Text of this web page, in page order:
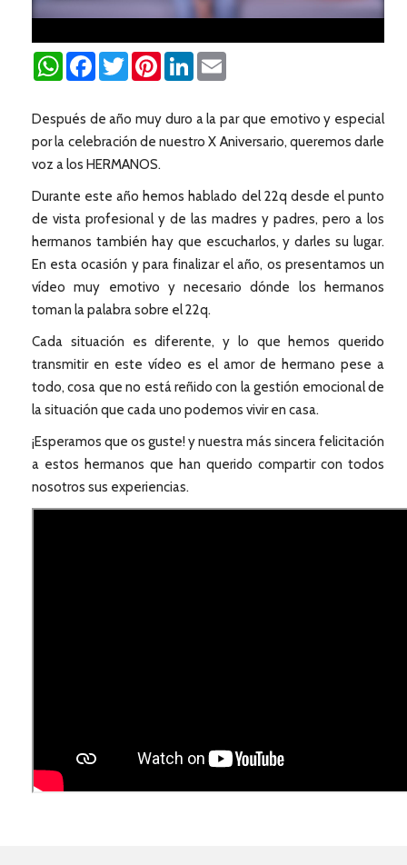
WhatsAppFacebookTwitterPinterestLinkedIn
Después de año muy duro a la par que emotivo y especial
por la celebración de nuestro X Aniversario, queremos darle
voz a los HERMANOS.
Durante este año hemos hablado del 22q desde el punto
de vista profesional y de las madres y padres, pero a los
hermanos también hay que escucharlos, y darles su lugar.
En esta ocasión y para finalizar el año, os presentamos un
vídeo muy emotivo y necesario dónde los hermanos
toman la palabra sobre el 22q.
Cada situación es diferente, y lo que hemos querido
transmitir en este vídeo es el amor de hermano pese a
todo, cosa que no está reñido con la gestión emocional de
la situación que cada uno podemos vivir en casa.
¡Esperamos que os guste! y nuestra más sincera felicitación
a estos hermanos que han querido compartir con todos
nosotros sus experiencias.